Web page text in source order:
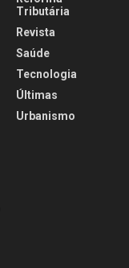
Tributária
Revista
Saúde
Tecnologia
Últimas
Urbanismo